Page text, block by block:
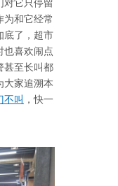
对它只停留
为和它经常
底了，超市
也喜欢闹点
甚至长叫都
大家追溯本
不叫 ，快一